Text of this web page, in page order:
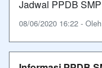
Jadwal PPDB
08/06/2020 16:22 -